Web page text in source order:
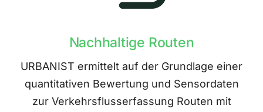
Nachhaltige Routen
URBANIST ermittelt auf der Grundlage einer
quantitativen Bewertung und Sensordaten
zur Verkehrsflusserfassung Routen mit